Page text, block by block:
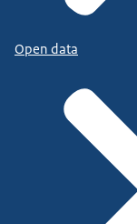
Open data